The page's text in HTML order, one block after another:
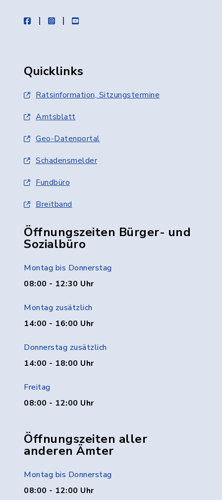
facebookinstagramyoutube
Quicklinks
Ratsinformation, Sitzungstermine
Amtsblatt
Geo-Datenportal
Schadensmelder
Fundbüro
Breitband
Öffnungszeiten Bürger- und
Sozialbüro
Montag bis Donnerstag
08:00 - 12:30 Uhr
Montag zusätzlich
14:00 - 16:00 Uhr
Donnerstag zusätzlich
14:00 - 18:00 Uhr
Freitag
08:00 - 12:00 Uhr
Öffnungszeiten aller
anderen Ämter
Montag bis Donnerstag
08:00 - 12:00 Uhr